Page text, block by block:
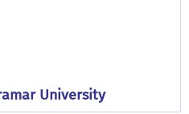
University